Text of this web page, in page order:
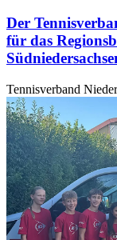
Der
für das
Tennisverband